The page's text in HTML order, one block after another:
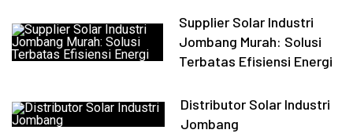
Supplier Solar Industri
Jombang Murah: Solusi
Terbatas Efisiensi Energi
Distributor Solar Industri
Jombang